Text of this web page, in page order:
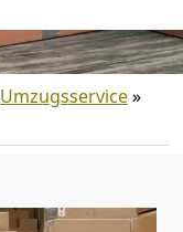
Umzugsservice»